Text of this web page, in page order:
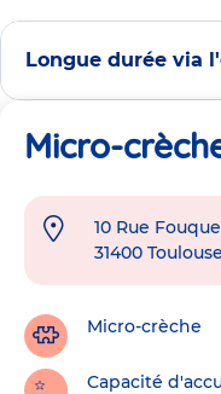
Longue durée via
Micro-
Adresse
crèche
10 Rue Fouque
31400 Toulouse
Micro-crèche
Capacité